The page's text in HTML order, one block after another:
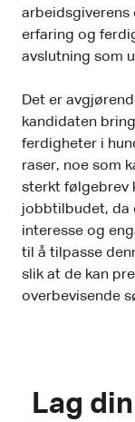
arbeidsgiverens
erfaring og
avslutning som
Det er
kandidaten
ferdigheter i
raser, noe som
sterkt følgebrev
jobbtilbudet, da
interesse og
til å tilpasse
slik at de kan
overbevisende
Lag